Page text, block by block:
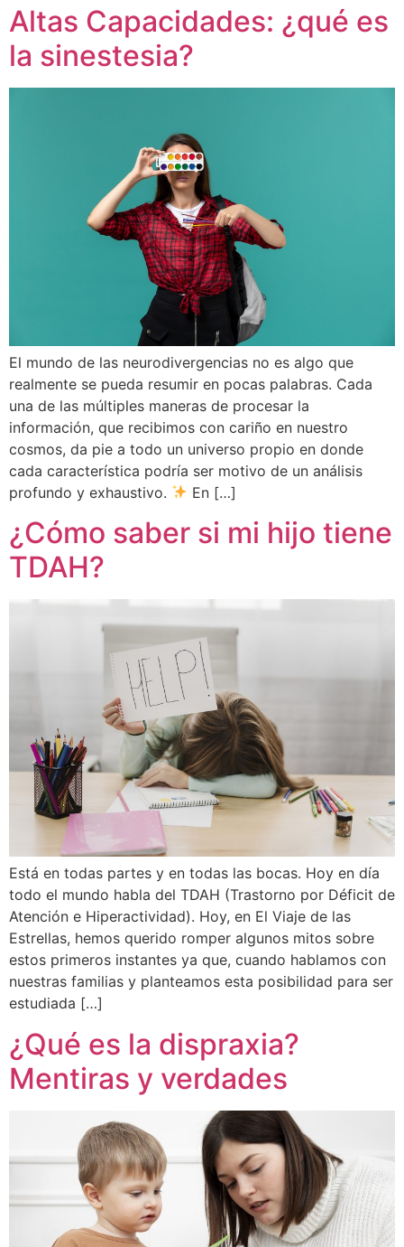
Altas Capacidades: ¿qué es
la sinestesia?
El mundo de las neurodivergencias no es algo que
realmente se pueda resumir en pocas palabras. Cada
una de las múltiples maneras de procesar la
información, que recibimos con cariño en nuestro
cosmos, da pie a todo un universo propio en donde
cada característica podría ser motivo de un análisis
profundo y exhaustivo.
En […]
¿Cómo saber si mi hijo tiene
TDAH?
Está en todas partes y en todas las bocas. Hoy en día
todo el mundo habla del TDAH (Trastorno por Déficit de
Atención e Hiperactividad). Hoy, en El Viaje de las
Estrellas, hemos querido romper algunos mitos sobre
estos primeros instantes ya que, cuando hablamos con
nuestras familias y planteamos esta posibilidad para ser
estudiada […]
¿Qué es la dispraxia?
Mentiras y verdades